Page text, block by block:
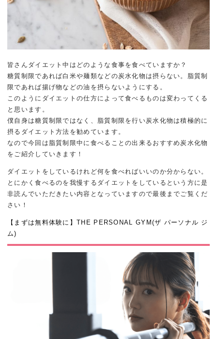
皆さんダイエット中はどのような食事を食べていますか？
糖質制限であれば白米や麺類などの炭水化物は摂らない。脂質制
限であれば揚げ物などの油を摂らないようにする。
このようにダイエットの仕方によって食べるものは変わってくる
と思います。
僕自身は糖質制限ではなく、脂質制限を行い炭水化物は積極的に
摂るダイエット方法を勧めています。
なので今回は脂質制限中に食べることの出来るおすすめ炭水化物
をご紹介していきます！
ダイエットをしているけれど何を食べればいいのか分からない。
とにかく食べるのを我慢するダイエットをしているという方に是
非読んでいただきたい内容となっていますので最後までご覧くだ
さい！
【まずは無料体験に】THE PERSONAL GYM(ザ パーソナル ジ
ム)